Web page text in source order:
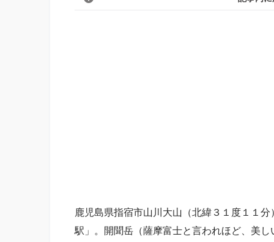
鹿児島県指宿市山川大山（北緯３１度１１
駅」。開聞岳（薩摩富士と言われほど、美